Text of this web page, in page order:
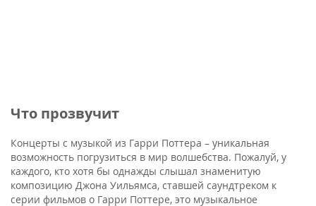
Что прозвучит
Концерты с музыкой из Гарри Поттера – уникальная
возможность погрузиться в мир волшебства. Пожалуй, у
каждого, кто хотя бы однажды слышал знаменитую
композицию Джона Уильямса, ставшей саундтреком к
серии фильмов о Гарри Поттере, это музыкальное